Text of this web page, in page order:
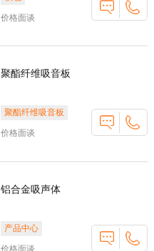
价格面谈
聚酯纤维吸音板
聚酯纤维吸音板
价格面谈
铝合金吸声体
产品中心
价格面谈